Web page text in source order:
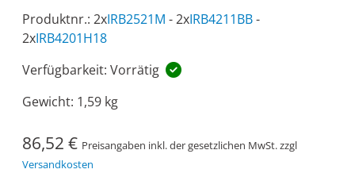
Produktnr.: 2xIRB2521M - 2xIRB4211BB-
2xIRB4201H18
Verfügbarkeit: Vorrätig
Gewicht: 1,59 kg
86,52 € Preisangaben inkl. der gesetzlichen MwSt. zzgl
Versandkosten